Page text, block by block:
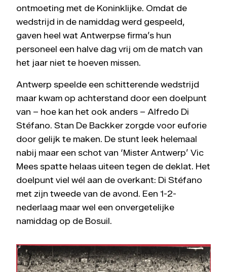
ontmoeting met de Koninklijke. Omdat de
wedstrijd in de namiddag werd gespeeld,
gaven heel wat Antwerpse firma’s hun
personeel een halve dag vrij om de match van
het jaar niet te hoeven missen.
Antwerp speelde een schitterende wedstrijd
maar kwam op achterstand door een doelpunt
van – hoe kan het ook anders – Alfredo Di
Stéfano. Stan De Backker zorgde voor euforie
door gelijk te maken. De stunt leek helemaal
nabij maar een schot van ‘Mister Antwerp’ Vic
Mees spatte helaas uiteen tegen de deklat. Het
doelpunt viel wél aan de overkant: Di Stéfano
met zijn tweede van de avond. Een 1-2-
nederlaag maar wel een onvergetelijke
namiddag op de Bosuil.